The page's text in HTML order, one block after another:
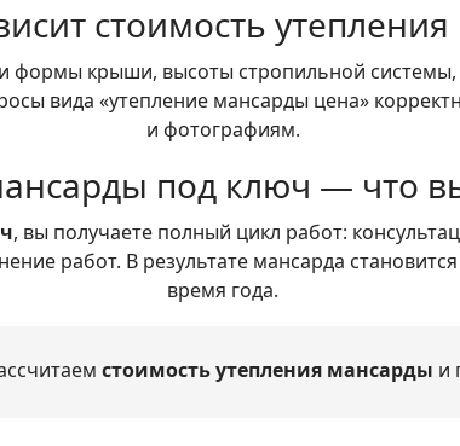
стоимость
формы крыши, высоты стропильной
вида «утепление мансарды цена»
и фотографиям.
под ключ — что
, вы получаете полный цикл работ:
работ. В результате мансарда
время года.
стоимость утепления мансарды и